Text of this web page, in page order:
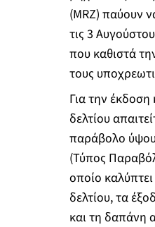
(MRZ) παύουν
τις 3
που καθιστά
τους
Για την έκδοση
δελτίου
παράβολο
(Τύπος
οποίο
δελτίου, τα
και τη δαπάνη